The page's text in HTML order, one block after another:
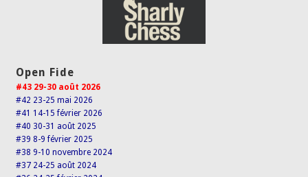
Open Fide
#43 29-30 août 2026
#42 23-25 mai 2026
#41 14-15 février 2026
#40 30-31 août 2025
#39 8-9 février 2025
#38 9-10 novembre 2024
#37 24-25 août 2024